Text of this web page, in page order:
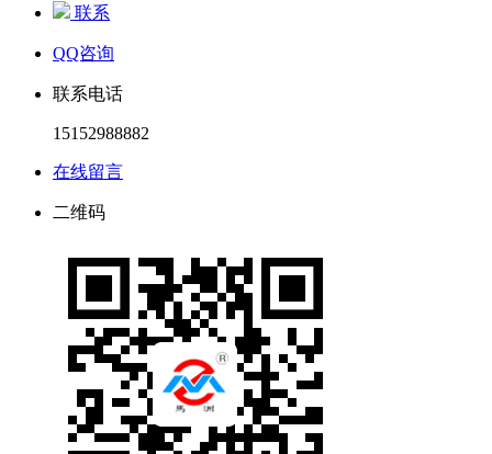
联系
QQ咨询
联系电话
15152988882
在线留言
二维码